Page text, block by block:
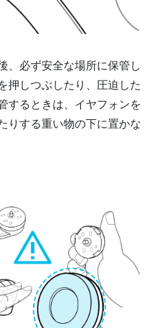
、必ず安全な場所に保管し
押しつぶしたり、圧迫した
するときは、イヤフォンを
りする重い物の下に置かな